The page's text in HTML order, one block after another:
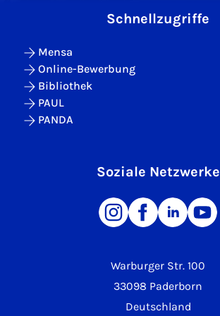
Warburger Str. 100
33098 Paderborn
Deutschland
Schnellzugriffe
Mensa
Online-Bewerbung
Bibliothek
PAUL
PANDA
Soziale Netzwerke